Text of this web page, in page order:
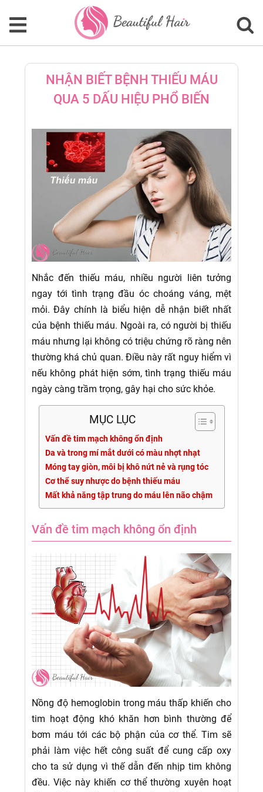
NHẬN BIẾT BỆNH THIẾU MÁU
QUA 5 DẤU HIỆU PHỔ BIẾN
Nhắc đến thiếu máu, nhiều người liên tưởng
ngay tới tình trạng đầu óc choáng váng, mệt
mỏi. Đây chính là biểu hiện dễ nhận biết nhất
của bệnh thiếu máu. Ngoài ra, có người bị thiếu
máu nhưng lại không có triệu chứng rõ ràng nên
thường khá chủ quan. Điều này rất nguy hiểm vì
nếu không phát hiện sớm, tình trạng thiếu máu
ngày càng trầm trọng, gây hại cho sức khỏe.
MỤC LỤC
Vấn đề tim mạch không ổn định
Da và trong mí mắt dưới có màu nhợt nhạt
Móng tay giòn, môi bị khô nứt nẻ và rụng tóc
Cơ thể suy nhược do bệnh thiếu máu
Mất khả năng tập trung do máu lên não chậm
Vấn đề tim mạch không ổn định
Nồng độ hemoglobin trong máu thấp khiến cho
tim hoạt động khó khăn hơn bình thường để
bơm máu tới các bộ phận của cơ thể. Tim sẽ
phải làm việc hết công suất để cung cấp oxy
cho ta sử dụng vì thế dẫn đến nhịp tim không
đều. Việc này khiến cơ thể thường xuyên hoạt